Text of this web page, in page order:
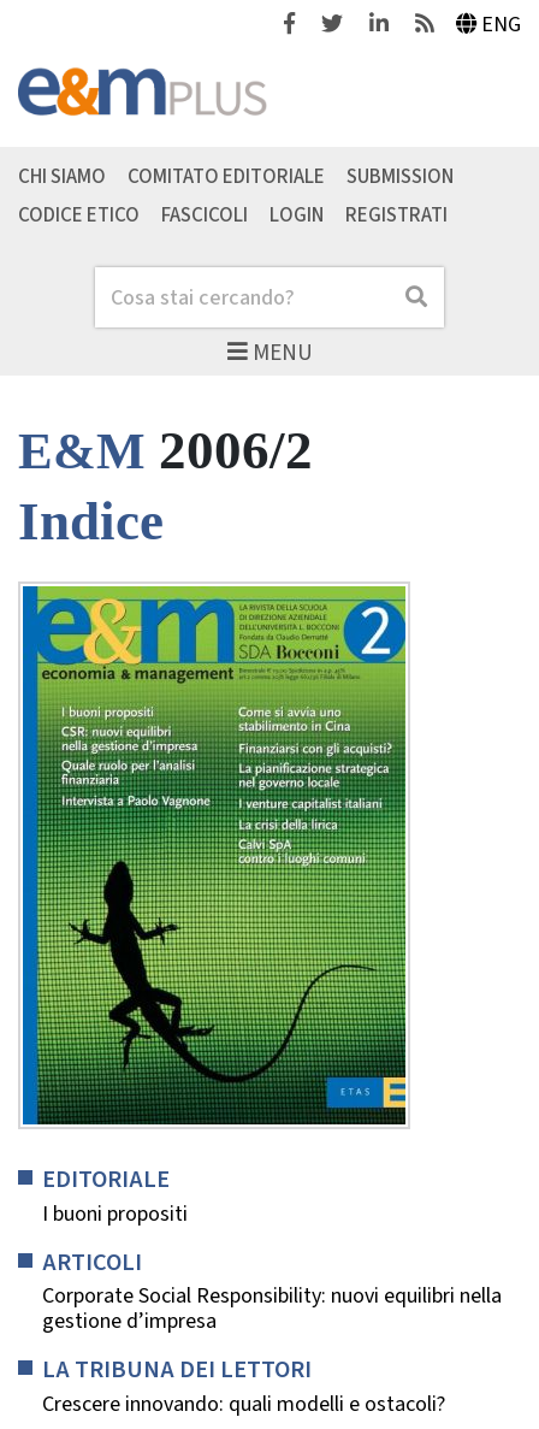
FacebookTwitterLinkedinFeeds ENG
MENU
Cerca Cerca
CHI SIAMO COMITATO EDITORIALE
SUBMISSION
CODICE ETICO
FASCICOLI LOGIN REGISTRATI
E&M 2006/2
Indice
EDITORIALE
I buoni propositi
ARTICOLI
Corporate Social Responsibility: nuovi equilibri nella
gestione d’impresa
LA TRIBUNA DEI LETTORI
Crescere innovando: quali modelli e ostacoli?